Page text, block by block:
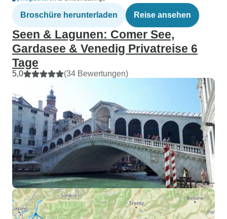
Broschüre herunterladen Reise ansehen
Seen & Lagunen: Comer See,
Gardasee & Venedig Privatreise 6
Tage
5,0 (34 Bewertungen)